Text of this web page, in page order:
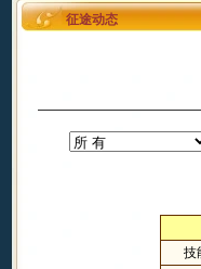
征途动态
技